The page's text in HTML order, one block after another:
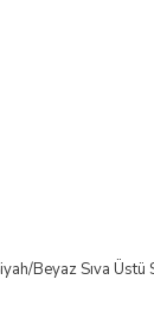
Beyaz Sıva